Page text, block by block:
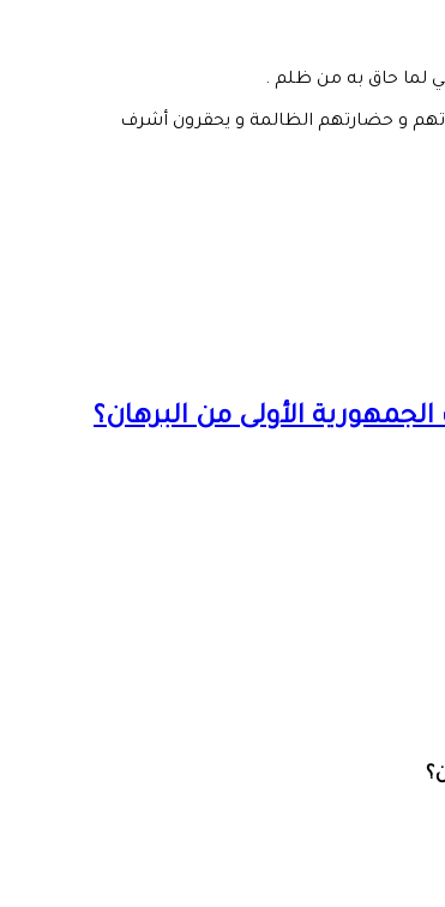
لما حاق به من ظلم .
و حضارتهم الظالمة و يحقرون أشرف
الأولى من البرهان؟